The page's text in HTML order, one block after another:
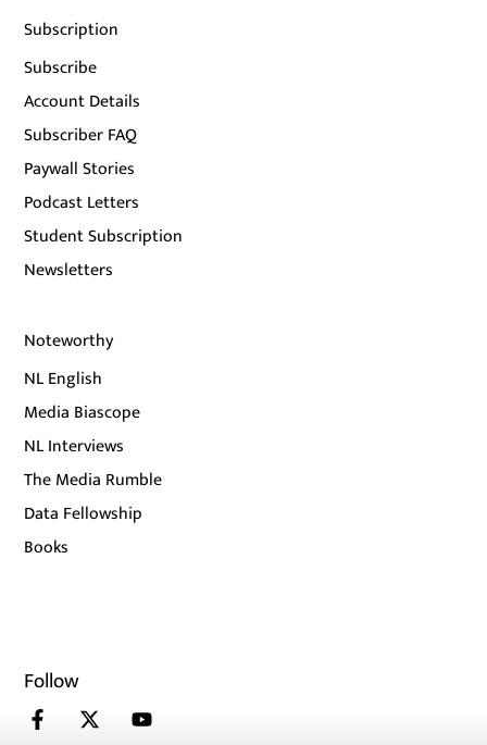
Subscription
Subscribe
Account Details
Subscriber FAQ
Paywall Stories
Podcast Letters
Student Subscription
Newsletters
Noteworthy
NL English
Media Biascope
NL Interviews
The Media Rumble
Data Fellowship
Books
Follow